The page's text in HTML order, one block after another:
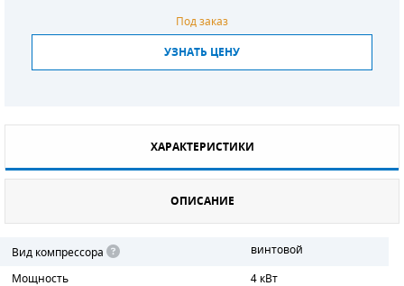
Под заказ
УЗНАТЬ ЦЕНУ
ХАРАКТЕРИСТИКИ
ОПИСАНИЕ
Вид компрессора
винтовой
Мощность
4 кВт
ДИЗЕЛЬНЫЕ ДВИГАТЕЛИ
ДЕТАЛИ ДВС
МОТОРНОЕ МАСЛО